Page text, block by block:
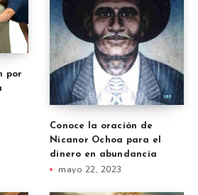
por
Conoce la oración de
Nicanor Ochoa para el
dinero en abundancia
mayo 22, 2023